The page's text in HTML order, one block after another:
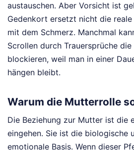
austauschen. Aber Vorsicht ist
Gedenkort ersetzt nicht die reale
mit dem Schmerz. Manchmal
Scrollen durch Trauersprüche
blockieren, weil man in einer
hängen bleibt.
Warum die Mutterrolle
Die Beziehung zur Mutter ist die
eingehen. Sie ist die biologische
emotionale Basis. Wenn dieser